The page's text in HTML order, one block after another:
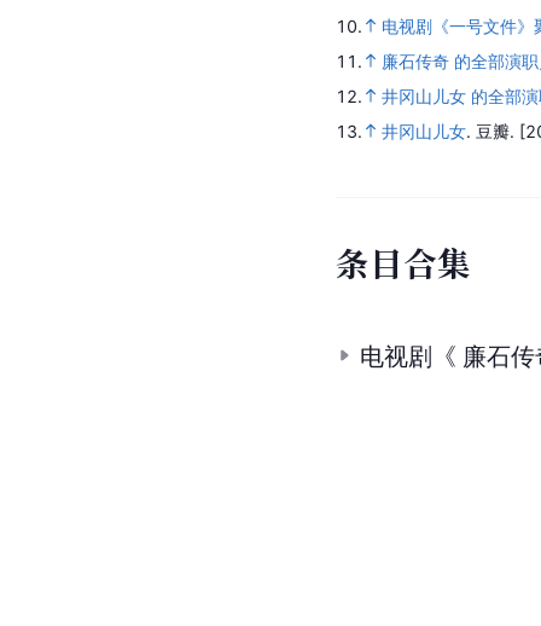
10.
电视剧《一号文件》
11.
廉石传奇 的全部演
12.
井冈山儿女 的全部
13.
井冈山儿女. 豆瓣.
条目合集
电视剧《 廉石